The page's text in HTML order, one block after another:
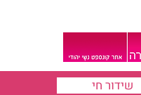
שידור חי